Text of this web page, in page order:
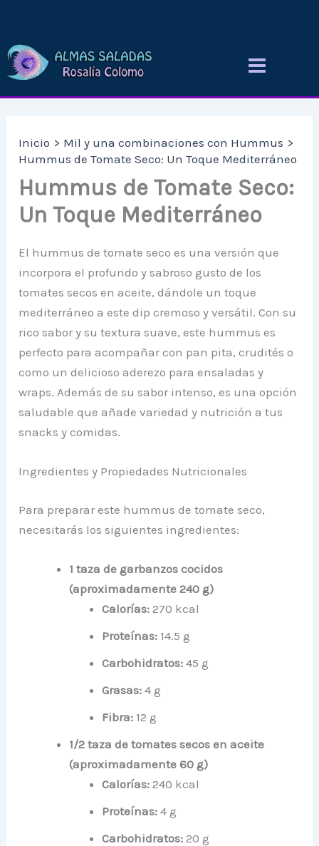
contenido
Inicio
Mil y una combinaciones con Hummus
Hummus de Tomate Seco: Un Toque Mediterráneo
Hummus de Tomate Seco:
Un Toque Mediterráneo
El hummus de tomate seco es una versión que
incorpora el profundo y sabroso gusto de los
tomates secos en aceite, dándole un toque
mediterráneo a este dip cremoso y versátil. Con su
rico sabor y su textura suave, este hummus es
perfecto para acompañar con pan pita, crudités o
como un delicioso aderezo para ensaladas y
wraps. Además de su sabor intenso, es una opción
saludable que añade variedad y nutrición a tus
snacks y comidas.
Ingredientes y Propiedades Nutricionales
Para preparar este hummus de tomate seco,
necesitarás los siguientes ingredientes:
1 taza de garbanzos cocidos
(aproximadamente 240 g)
Calorías:270 kcal
Proteínas:14.5 g
Carbohidratos:45 g
Grasas:4 g
Fibra:12 g
1/2 taza de tomates secos en aceite
(aproximadamente 60 g)
Calorías:240 kcal
Proteínas:4 g
Carbohidratos:20 g